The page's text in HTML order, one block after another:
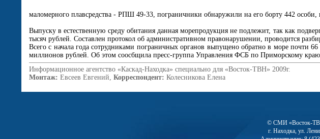
маломерного плавсредства - РПШ 49-33, пограничники обнаружили на его борту 442 особи,
Выпуску в естественную среду обитания данная морепродукция не подлежит, так как
тысяч рублей. Составлен протокол об административном правонарушении, проводится
Всего с начала года сотрудниками пограничных органов выпущено обратно в море почти
миллионов рублей. Об этом соосбщила пресс-группа Управления ФСБ по Приморскому
Информационное агентство «Каскад-Находка» специально для «Восток-ТВН» 2009г.
Монтаж: Евсеев Евгений, Корреспондент: Колесникова Елена
© СМИ «Восток-
г. Находка, ул.